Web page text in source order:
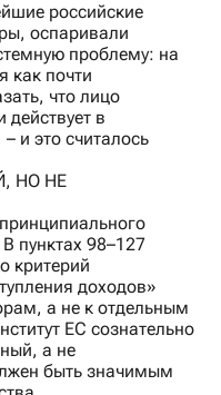
российские
оспаривали
проблему: на
как почти
что лицо
в
и это считалось
НО НЕ
пунктах 98–127
критерий
доходов»
а не к отдельным
ЕС сознательно
а не
быть значимым